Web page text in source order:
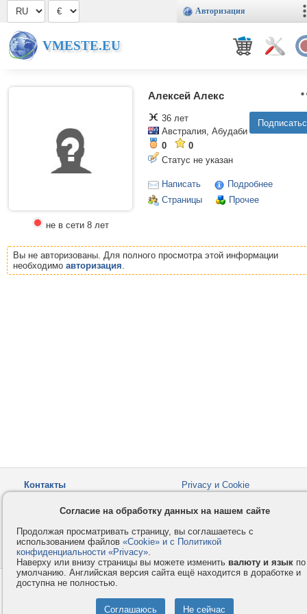
Авторизация
VMESTE.EU
не в сети 8 лет
Алексей Алекс
36 лет
Австралия, Абудаби
0
0
Статус не указан
Написать
Подробнее
Страницы
Прочее
Вы не авторизованы. Для полного просмотра этой информации
необходимо авторизация.
Контакты
Privacy и Cookie
Как оплатить
Форумы
© 2008-2026VMESTE.EU
Согласие на обработку данных на нашем сайте
Продолжая просматривать страницу, вы соглашаетесь с
использованием файлов «Cookie» и с Политикой
конфиденциальности «Privacy».
Наверху или внизу страницы вы можете изменить валюту и язык по
умолчанию. Английская версия сайта ещё находится в доработке и
доступна не полностью.